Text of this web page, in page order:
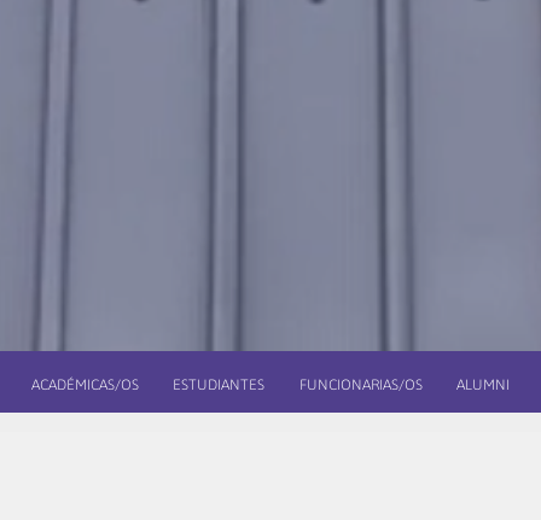
ACADÉMICAS/OS ESTUDIANTES FUNCIONARIAS/OS ALUMNI